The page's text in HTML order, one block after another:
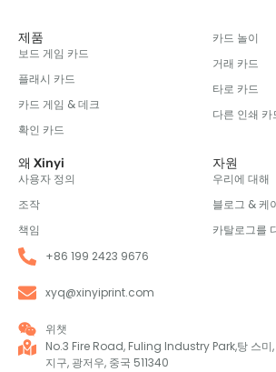
제품
보드 게임 카드
플래시 카드
카드 게임 & 데크
확인 카드
카드 놀이
거래 카드
타로 카드
다른 인쇄 카
왜 Xinyi
사용자 정의
조작
책임
자원
우리에 대해
블로그 & 케
카탈로그를
+86 199 2423 9676
xyq@xinyiprint.com
위챗
No.3 Fire Road, Fuling Industry Park,탕 스
지구, 광저우, 중국 511340